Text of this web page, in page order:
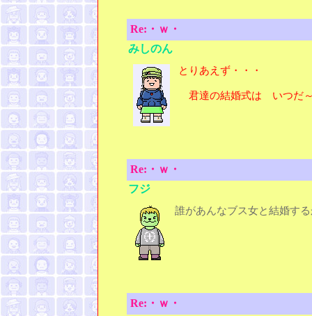
Re:・ｗ・
みしのん
とりあえず・・・
君達の結婚式は いつだ
Re:・ｗ・
フジ
誰があんなブス女と結婚す
Re:・ｗ・